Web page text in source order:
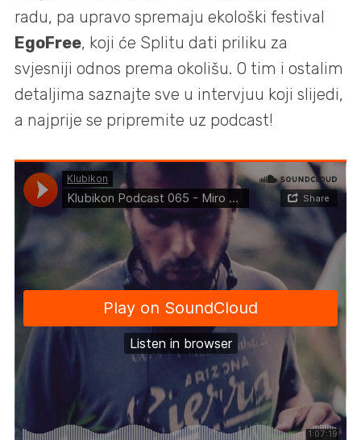
radu, pa upravo spremaju ekološki festival
EgoFree, koji će Splitu dati priliku za
svjesniji odnos prema okolišu. O tim i ostalim
detaljima saznajte sve u intervjuu koji slijedi,
a najprije se pripremite uz podcast!